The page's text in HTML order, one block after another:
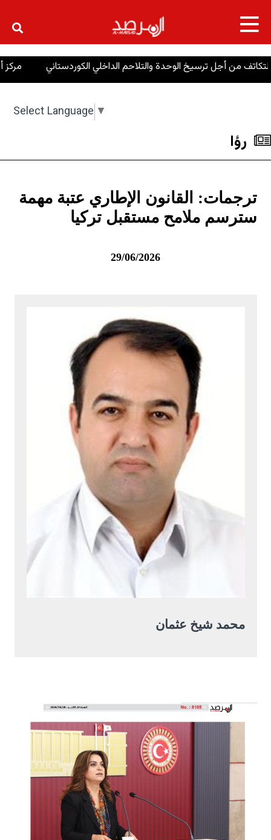
×
ترسيخ الوحدة والتلاحم الداخلي الكوردستاني مركز أبحاث:
Select Language ▼
رؤا
ترجمات: القانون الإطاري عتبة مهمة
سترسم ملامح مستقبل تركيا
29/06/2026
محمد شيخ عثمان